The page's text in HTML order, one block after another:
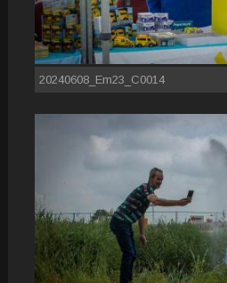
20240608_Em23_C0014